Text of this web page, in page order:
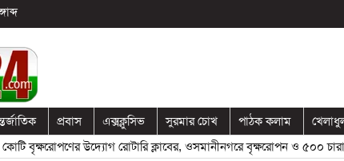
প্রবাস এক্সক্লুসিভ সুরমার চোখ পাঠক কলাম
বৃক্ষরোপণের উদ্যোগ রোটারি ক্লাবের, ওসমানীনগরে বৃক্ষরোপন ও ৫০০ চারা